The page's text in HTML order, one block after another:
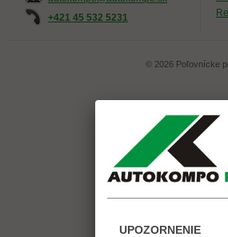
+421 45 532 5231
© 2026 Poľovnícke
UPOZORNENIE